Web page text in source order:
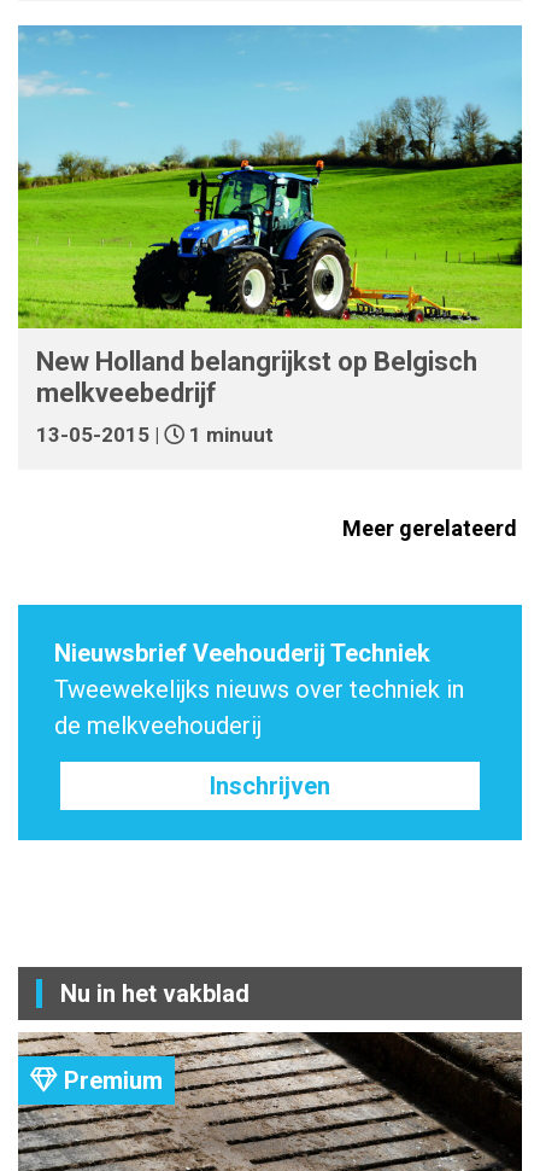
New Holland belangrijkst op Belgisch
melkveebedrijf
13-05-2015 | 1 minuut
Meer gerelateerd
Nieuwsbrief Veehouderij Techniek
Tweewekelijks nieuws over techniek in
de melkveehouderij
Inschrijven
Nu in het vakblad
Premium